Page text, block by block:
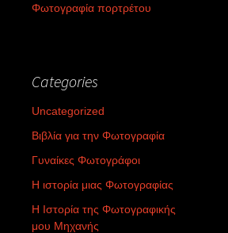
Φωτογραφία πορτρέτου
Categories
Uncategorized
Βιβλία για την Φωτογραφία
Γυναίκες Φωτογράφοι
Η ιστορία μιας Φωτογραφίας
Η Ιστορία της Φωτογραφικής
μου Μηχανής